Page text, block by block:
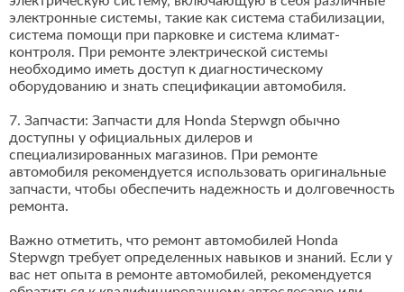
электронные системы, такие как система стабилизации,
система помощи при парковке и система климат-
контроля. При ремонте электрической системы
необходимо иметь доступ к диагностическому
оборудованию и знать спецификации автомобиля.
7. Запчасти: Запчасти для Honda Stepwgn обычно
доступны у официальных дилеров и
специализированных магазинов. При ремонте
автомобиля рекомендуется использовать оригинальные
запчасти, чтобы обеспечить надежность и долговечность
ремонта.
Важно отметить, что ремонт автомобилей Honda
Stepwgn требует определенных навыков и знаний. Если у
вас нет опыта в ремонте автомобилей, рекомендуется